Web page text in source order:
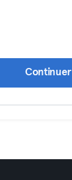
Continuer